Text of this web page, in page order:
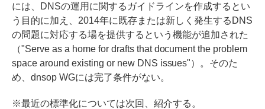
には、DNSの運用に関するガイドラインを作成するとい
う目的に加え、2014年に既存または新しく発生するDNS
の問題に対応する場を提供するという機能が追加された
（"Serve as a home for drafts that document the problem
space around existing or new DNS issues"）。そのた
め、dnsop WGには完了条件がない。
※最近の標準化については次回、紹介する。